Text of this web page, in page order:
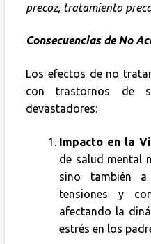
precoz, tratamiento
Consecuencias de No
Los efectos de no
con trastornos de
devastadores:
Impacto en la
de salud mental
sino también
tensiones y
afectando la
estrés en los